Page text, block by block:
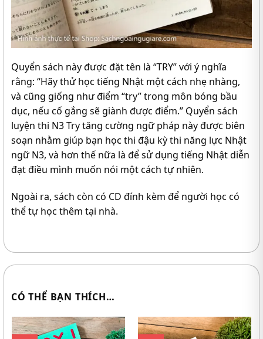
Quyển sách này được đặt tên là “TRY” với ý nghĩa
rằng: “Hãy thử học tiếng Nhật một cách nhẹ nhàng,
và cũng giống như điểm “try” trong môn bóng bầu
dục, nếu cố gắng sẽ giành được điểm.” Quyển sách
luyện thi N3 Try tăng cường ngữ pháp này được biên
soạn nhằm giúp bạn học thi đậu kỳ thi năng lực Nhật
ngữ N3, và hơn thế nữa là để sử dụng tiếng Nhật diễn
đạt điều mình muốn nói một cách tự nhiên.
Ngoài ra, sách còn có CD đính kèm để người học có
thể tự học thêm tại nhà.
CÓ THỂ BẠN THÍCH…